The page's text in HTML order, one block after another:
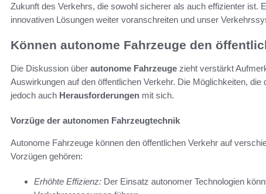
Zukunft des Verkehrs, die sowohl sicherer als auch effizienter ist.
innovativen Lösungen weiter voranschreiten und unser
Können autonome Fahrzeuge den
Die Diskussion über autonome Fahrzeuge zieht verstärkt
Auswirkungen auf den öffentlichen Verkehr. Die Möglichkeiten,
jedoch auch Herausforderungen mit sich.
Vorzüge der autonomen Fahrzeugtechnik
Autonome Fahrzeuge können den öffentlichen Verkehr auf
Vorzügen gehören:
Erhöhte Effizienz: Der Einsatz autonomer Technologien